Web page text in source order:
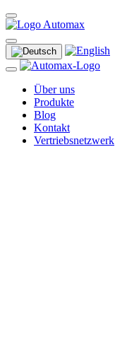
Über uns
Produkte
Blog
Kontakt
Vertriebsnetzwerk